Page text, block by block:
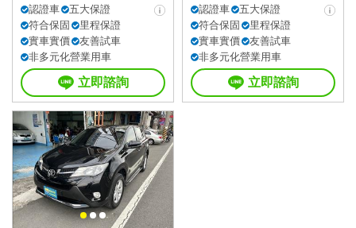
認證車
五大保證
符合保固
里程保證
實車實價
友善試車
非多元化營業用車
立即諮詢
認證車
五大保證
符合保固
里程保證
實車實價
友善試車
非多元化營業用車
立即諮詢